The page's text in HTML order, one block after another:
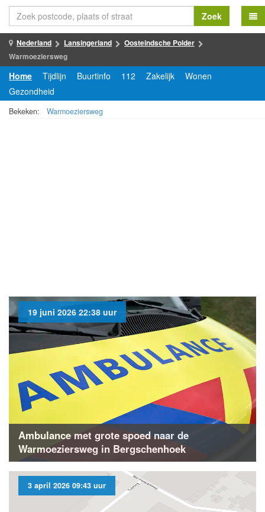
Zoek
Nederland Lansingerland
Oosteindsche Polder
Warmoeziersweg
Home Tijdlijn Buurtinfo 112 Zakelijk
Wonen
Gezondheid
Bekeken: Warmoeziersweg
19 juni 2026 22:38 uur
Ambulance met grote spoed naar de
Warmoeziersweg in Bergschenhoek
3 april 2026 09:43 uur